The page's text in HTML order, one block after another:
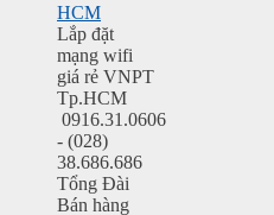
HCM
Lắp đặt
mạng wifi
giá rẻ VNPT
Tp.HCM
0916.31.0606
- (028)
38.686.686
Tổng Đài
Bán hàng